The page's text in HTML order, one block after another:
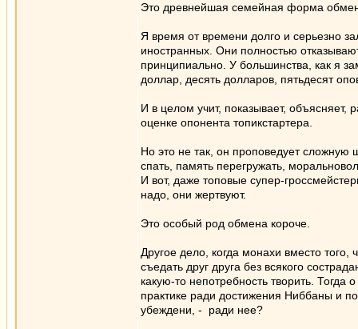
Это древнейшая семейная форма
Я время от времени долго и серьезно
иностранных. Они полностью
принципиально. У большинства, как я
доллар, десять долларов, пятьдесят
И в целом учит, показывает, объясняет,
оценке опонента топикстартера.
Но это не так, он проповедует сложную
спать, память перегружать,
И вот, даже топовые супер-
надо, они жертвуют.
Это особый род обмена короче.
Другое дело, когда монахи вместо
съедать друг друга без всякого
какую-то непотребность творить.
практике ради достижения Ниббаны и
убеждени, - ради нее?